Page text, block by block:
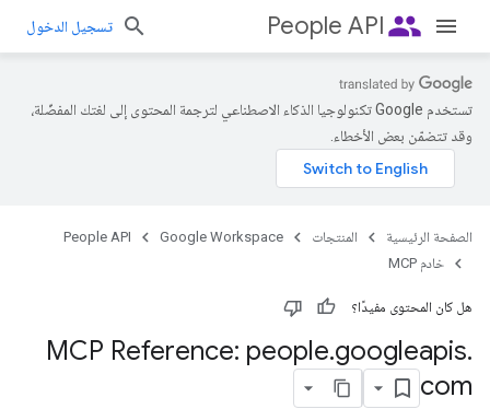
people
People API تسجيل الدخول
تستخدم Google تكنولوجيا الذكاء الاصطناعي لترجمة المحتوى إلى لغتك المفضّلة،
وقد تتضمّن بعض الأخطاء.
الصفحة الرئيسية المنتجات Google Workspace
People API
خادم MCP
هل كان المحتوى مفيدًا؟
MCP Reference: people.googleapis.
com